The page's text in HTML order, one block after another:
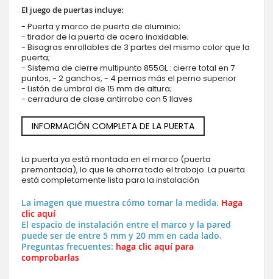
El juego de puertas incluye:
- Puerta y marco de puerta de aluminio;
- tirador de la puerta de acero inoxidable;
- Bisagras enrollables de 3 partes del mismo color que la
puerta;
- Sistema de cierre multipunto 855GL : cierre total en 7
puntos, - 2 ganchos, - 4 pernos más el perno superior
- Listón de umbral de 15 mm de altura;
- cerradura de clase antirrobo con 5 llaves
INFORMACIÓN COMPLETA DE LA PUERTA
La puerta ya está montada en el marco (puerta
premontada), lo que le ahorra todo el trabajo. La puerta
está completamente lista para la instalación
La imagen que muestra cómo tomar la medida. Haga
clic aquí
El espacio de instalación entre el marco y la pared
puede ser de entre 5 mm y 20 mm en cada lado.
Preguntas frecuentes: haga clic aquí para
comprobarlas